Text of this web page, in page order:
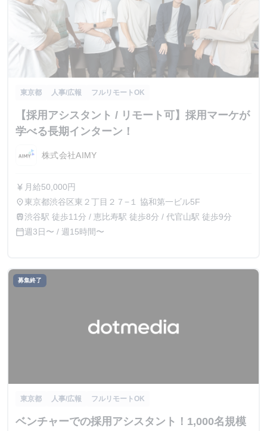
東京都 人事/広報 フルリモートOK
【採用アシスタント / リモート可】採用マーケが
学べる長期インターン！
株式会社AIMY
currency_yen 月給50,000円
place東京都渋谷区東２丁目２７−１ 協和第一ビル5F
train渋谷駅 徒歩11分 / 恵比寿駅 徒歩8分 / 代官山駅 徒歩9分
calendar_today週3日〜 / 週15時間〜
募集終了
東京都 人事/広報 フルリモートOK
ベンチャーでの採用アシスタント！1,000名規模